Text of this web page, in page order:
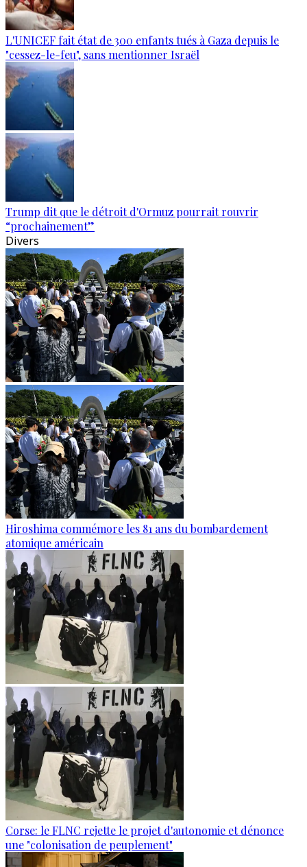
L'UNICEF fait état de 300 enfants tués à Gaza depuis le
"cessez-le-feu", sans mentionner Israël
Trump dit que le détroit d'Ormuz pourrait rouvrir
“prochainement”
Divers
Hiroshima commémore les 81 ans du bombardement
atomique américain
Corse: le FLNC rejette le projet d'autonomie et dénonce
une "colonisation de peuplement"